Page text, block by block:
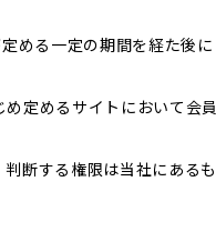
める一定の期間を経た後に
定めるサイトにおいて会員
断する権限は当社にあるも